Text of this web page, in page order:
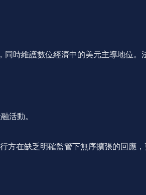
時維護數位經濟中的美元主導地位。
活動。
在缺乏明確監管下無序擴張的回應